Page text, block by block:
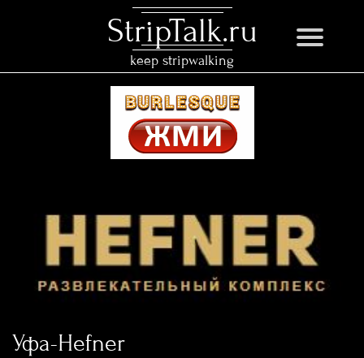
StripTalk.ru
keep stripwalking
Уфа-Hefner